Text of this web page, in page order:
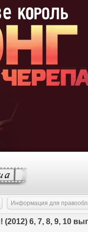
Информация для
6, 7, 8, 9, 10